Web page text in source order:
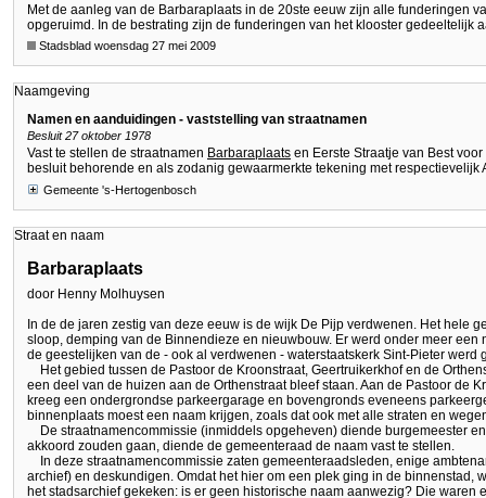
Met de aanleg van de Barbaraplaats in de 20ste eeuw zijn alle funderingen
opgeruimd. In de bestrating zijn de funderingen van het klooster gedeeltelijk
Stadsblad woensdag 27 mei 2009
Naamgeving
Namen en aanduidingen - vaststelling van straatnamen
Besluit 27 oktober 1978
Vast te stellen de straatnamen Barbaraplaats en Eerste Straatje van Best
besluit behorende en als zodanig gewaarmerkte tekening met respectievelijk
Gemeente 's-Hertogenbosch
Straat en naam
Barbaraplaats
door Henny Molhuysen
In de de jaren zestig van deze eeuw is de wijk De Pijp verdwenen. Het hele
sloop, demping van de Binnendieze en nieuwbouw. Er werd onder meer
de geestelijken van de - ook al verdwenen - waterstaatskerk Sint-Pieter werd
Het gebied tussen de Pastoor de Kroonstraat, Geertruikerkhof en de
een deel van de huizen aan de Orthenstraat bleef staan. Aan de Pastoor de
kreeg een ondergrondse parkeergarage en bovengronds eveneens
binnenplaats moest een naam krijgen, zoals dat ook met alle straten en
De straatnamencommissie (inmiddels opgeheven) diende burgemeester
akkoord zouden gaan, diende de gemeenteraad de naam vast te stellen.
In deze straatnamencommissie zaten gemeenteraadsleden, enige
archief) en deskundigen. Omdat het hier om een plek ging in de binnenstad,
het stadsarchief gekeken: is er geen historische naam aanwezig? Die waren